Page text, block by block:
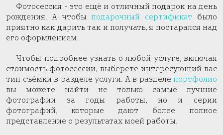
Фотосессия - это ещё и отличный подарок на день
рождения. А чтобы подарочный сертификат было
приятно как дарить так и получать, я постарался над
его оформлением.
Чтобы подробнее узнать о любой услуге, включая
стоимость фотосессии, выберете интересующий вас
тип съёмки в разделе услуги. А в разделе портфолио
вы можете найти не только самые лучшие
фотографии за годы работы, но и серии
фотографий, которые дают более полное
представление о результатах моей работы.